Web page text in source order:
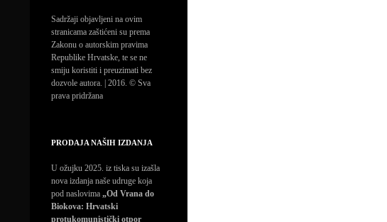
Sadržaji objavljeni na ovim
stranicama zaštićeni su prema
Zakonu o autorskim pravima
Republike Hrvatske, te se ne
smiju koristiti i preuzimati bez
dozvole autora. | 2016. © Sva
prava pridržana
PRODAJA NAŠIH IZDANJA
U ožujku 2025. iz tiska su izašla
nova izdanja naše udruge koja
pod naslovima „Od Vrana do
Biokova: Hrvatski
protukomunistički otpor